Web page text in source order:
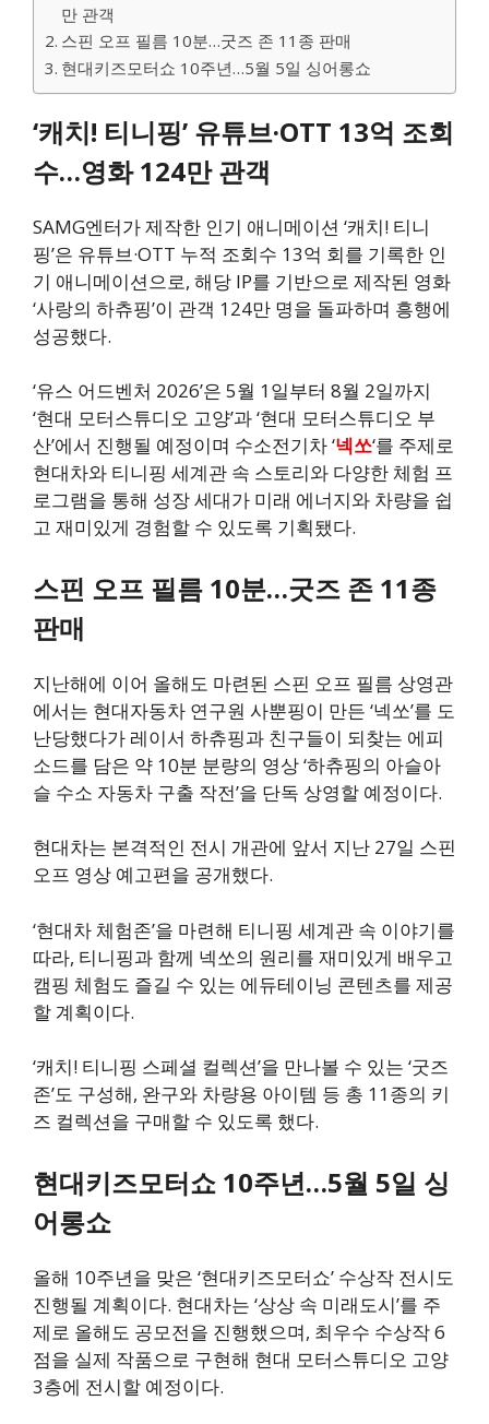
만 관객
스핀 오프 필름 10분…굿즈 존 11종 판매
현대키즈모터쇼 10주년…5월 5일 싱어롱쇼
‘캐치! 티니핑’ 유튜브·OTT 13억 조회
수…영화 124만 관객
SAMG엔터가 제작한 인기 애니메이션 ‘캐치! 티니
핑’은 유튜브·OTT 누적 조회수 13억 회를 기록한 인
기 애니메이션으로, 해당 IP를 기반으로 제작된 영화
‘사랑의 하츄핑’이 관객 124만 명을 돌파하며 흥행에
성공했다.
‘유스 어드벤처 2026’은 5월 1일부터 8월 2일까지
‘현대 모터스튜디오 고양’과 ‘현대 모터스튜디오 부
산’에서 진행될 예정이며 수소전기차 ‘넥쏘‘를 주제로
현대차와 티니핑 세계관 속 스토리와 다양한 체험 프
로그램을 통해 성장 세대가 미래 에너지와 차량을 쉽
고 재미있게 경험할 수 있도록 기획됐다.
스핀 오프 필름 10분…굿즈 존 11종
판매
지난해에 이어 올해도 마련된 스핀 오프 필름 상영관
에서는 현대자동차 연구원 사뿐핑이 만든 ‘넥쏘’를 도
난당했다가 레이서 하츄핑과 친구들이 되찾는 에피
소드를 담은 약 10분 분량의 영상 ‘하츄핑의 아슬아
슬 수소 자동차 구출 작전’을 단독 상영할 예정이다.
현대차는 본격적인 전시 개관에 앞서 지난 27일 스핀
오프 영상 예고편을 공개했다.
‘현대차 체험존’을 마련해 티니핑 세계관 속 이야기를
따라, 티니핑과 함께 넥쏘의 원리를 재미있게 배우고
캠핑 체험도 즐길 수 있는 에듀테이닝 콘텐츠를 제공
할 계획이다.
‘캐치! 티니핑 스페셜 컬렉션’을 만나볼 수 있는 ‘굿즈
존’도 구성해, 완구와 차량용 아이템 등 총 11종의 키
즈 컬렉션을 구매할 수 있도록 했다.
현대키즈모터쇼 10주년…5월 5일 싱
어롱쇼
올해 10주년을 맞은 ‘현대키즈모터쇼’ 수상작 전시도
진행될 계획이다. 현대차는 ‘상상 속 미래도시’를 주
제로 올해도 공모전을 진행했으며, 최우수 수상작 6
점을 실제 작품으로 구현해 현대 모터스튜디오 고양
3층에 전시할 예정이다.